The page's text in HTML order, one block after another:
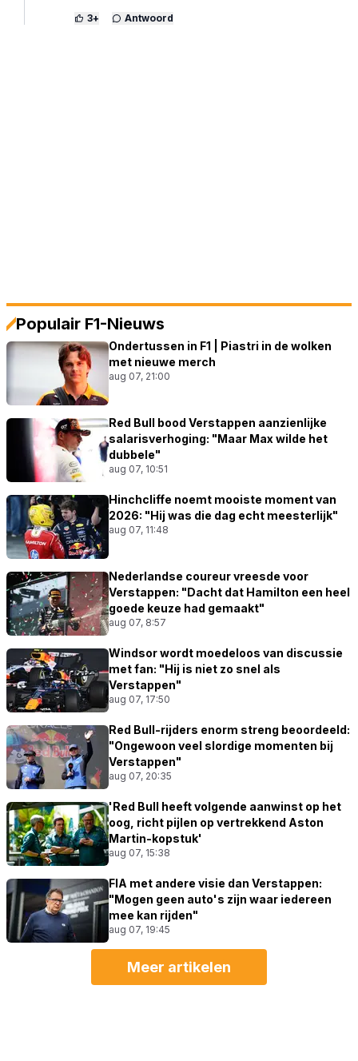
3+ Antwoord
Populair F1-Nieuws
Ondertussen in F1 | Piastri in de wolken
met nieuwe merch
aug 07, 21:00
Red Bull bood Verstappen aanzienlijke
salarisverhoging: "Maar Max wilde het
dubbele"
aug 07, 10:51
Hinchcliffe noemt mooiste moment van
2026: "Hij was die dag echt meesterlijk"
aug 07, 11:48
Nederlandse coureur vreesde voor
Verstappen: "Dacht dat Hamilton een heel
goede keuze had gemaakt"
aug 07, 8:57
Windsor wordt moedeloos van discussie
met fan: "Hij is niet zo snel als
Verstappen"
aug 07, 17:50
Red Bull-rijders enorm streng beoordeeld:
"Ongewoon veel slordige momenten bij
Verstappen"
aug 07, 20:35
'Red Bull heeft volgende aanwinst op het
oog, richt pijlen op vertrekkend Aston
Martin-kopstuk'
aug 07, 15:38
FIA met andere visie dan Verstappen:
"Mogen geen auto's zijn waar iedereen
mee kan rijden"
aug 07, 19:45
Meer artikelen